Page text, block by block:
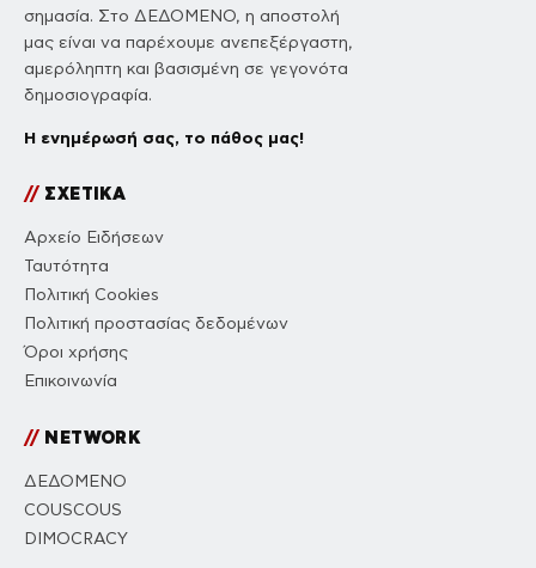
σημασία. Στο ΔΕΔΟΜΕΝΟ, η αποστολή
μας είναι να παρέχουμε ανεπεξέργαστη,
αμερόληπτη και βασισμένη σε γεγονότα
δημοσιογραφία.
Η ενημέρωσή σας, το πάθος μας!
//ΣΧΕΤΙΚΑ
Αρχείο Ειδήσεων
Ταυτότητα
Πολιτική Cookies
Πολιτική προστασίας δεδομένων
Όροι χρήσης
Επικοινωνία
//NETWORK
ΔΕΔΟΜΕΝΟ
COUSCOUS
DIMOCRACY